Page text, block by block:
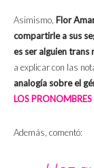
Asimismo, Flor
compartirle a sus
es ser alguien trans
a explicar con las
analogía sobre el
LOS
Además, comentó: